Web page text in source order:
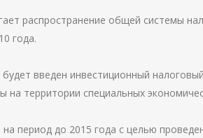
распространение общей системы
года.
введен инвестиционный
на территории специальных
на период до 2015 года с целью